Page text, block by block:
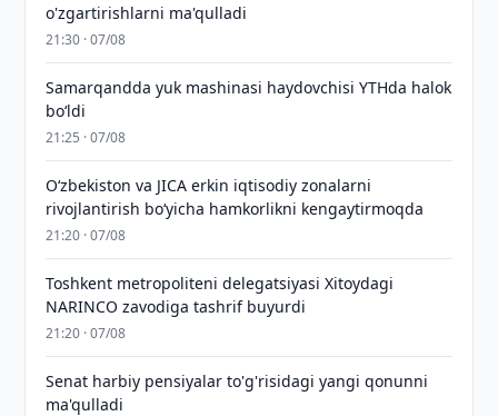
o'zgartirishlarni ma'qulladi
21:30 · 07/08
Samarqandda yuk mashinasi haydovchisi YTHda halok
bo‘ldi
21:25 · 07/08
Oʻzbekiston va JICA erkin iqtisodiy zonalarni
rivojlantirish boʻyicha hamkorlikni kengaytirmoqda
21:20 · 07/08
Toshkent metropoliteni delegatsiyasi Xitoydagi
NARINCO zavodiga tashrif buyurdi
21:20 · 07/08
Senat harbiy pensiyalar to'g'risidagi yangi qonunni
ma'qulladi